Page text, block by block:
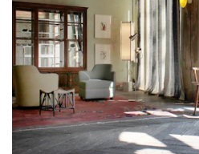
Veranstaltungsplakate, der Jaja-
Lihie Jacob oder Sophia Halamoda.
Drucke des Berliner Florian Weiss
kleinen Labor in Berlin-Neukölln
Pappel,- Birke- oder Ahorn mit
und belichtet dann ein negativ
entstehen wunderschöne Bilder –
ähnelnd. Fotografiert habe ich